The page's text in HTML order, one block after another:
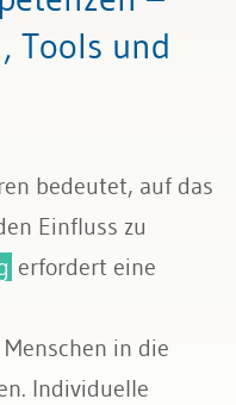
Tools und
bedeutet, auf das
Einfluss zu
erfordert eine
in die
Individuelle